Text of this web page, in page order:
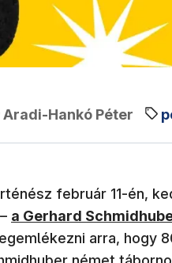
Aradi-Hankó Péter
február 11-én,
(új ablakban nyílik
a Gerhard
arra, hogy